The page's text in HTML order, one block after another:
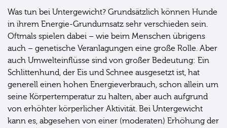
Was tun bei Untergewicht? Grundsätzlich können Hunde
in ihrem Energie-Grundumsatz sehr verschieden sein.
Oftmals spielen dabei – wie beim Menschen übrigens
auch – genetische Veranlagungen eine große Rolle. Aber
auch Umwelteinflüsse sind von großer Bedeutung: Ein
Schlittenhund, der Eis und Schnee ausgesetzt ist, hat
generell einen hohen Energieverbrauch, schon allein um
seine Körpertemperatur zu halten, aber auch aufgrund
von erhöhter körperlicher Aktivität. Bei Untergewicht
kann es, abgesehen von einer (moderaten) Erhöhung der